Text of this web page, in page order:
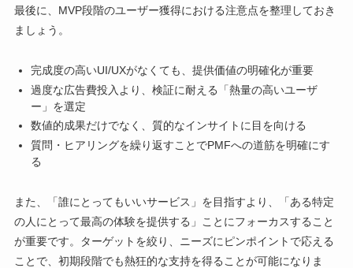
最後に、MVP段階のユーザー獲得における注意点を整理しておき
ましょう。
完成度の高いUI/UXがなくても、提供価値の明確化が重要
過度な広告費投入より、検証に耐える「熱量の高いユーザ
ー」を選定
数値的成果だけでなく、質的なインサイトに目を向ける
質問・ヒアリングを繰り返すことでPMFへの道筋を明確にす
る
また、「誰にとってもいいサービス」を目指すより、「ある特定
の人にとって最高の体験を提供する」ことにフォーカスすること
が重要です。ターゲットを絞り、ニーズにピンポイントで応える
ことで、初期段階でも熱狂的な支持を得ることが可能になりま